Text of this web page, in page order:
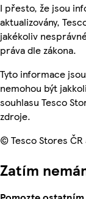
I přesto, že jsou
aktualizovány,
jakékoliv
práva dle zákona.
Tyto informace
nemohou být
souhlasu Tesco
zdroje.
© Tesco Stores ČR
Zatím